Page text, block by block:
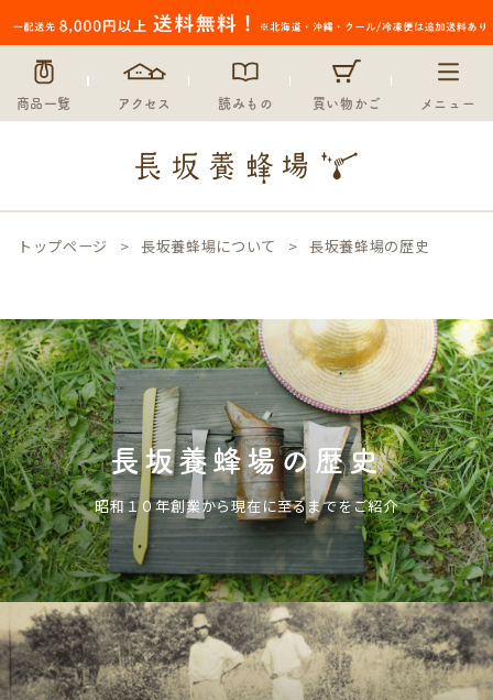
商品一覧 アクセス 読みもの 買い物かご メニュー
トップページ 長坂養蜂場について 長坂養蜂場の歴史
長坂養蜂場の歴史
昭和１０年創業から現在に至るまでをご紹介